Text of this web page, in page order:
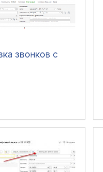
звонков с